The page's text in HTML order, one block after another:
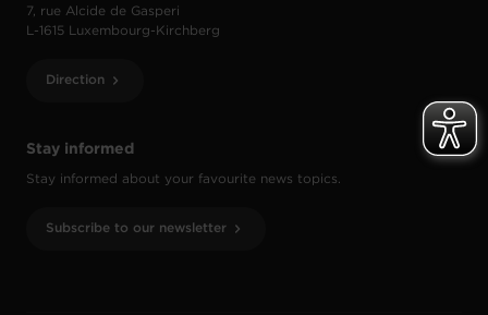
Stay informed
Stay informed about your favourite news topics.
Subscribe to our newsletter
7, rue Alcide de Gasperi
L-1615 Luxembourg-Kirchberg
Direction